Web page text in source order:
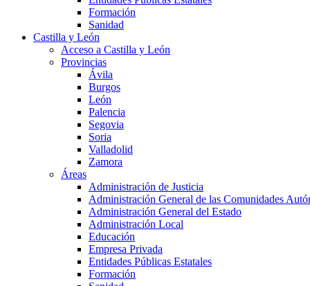
Formación
Sanidad
Castilla y León
Acceso a Castilla y León
Provincias
Ávila
Burgos
León
Palencia
Segovia
Soria
Valladolid
Zamora
Áreas
Administración de Justicia
Administración General de las Comunidades
Administración General del Estado
Administración Local
Educación
Empresa Privada
Entidades Públicas Estatales
Formación